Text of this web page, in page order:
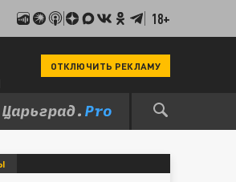
18+
ОТКЛЮЧИТЬ РЕКЛАМУ